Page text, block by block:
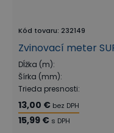
Kód tovaru: 232149
Zvinovací meter
Dĺžka (m):
Šírka (mm):
Trieda presnosti:
13,00 € bez DPH
15,99 € s DPH